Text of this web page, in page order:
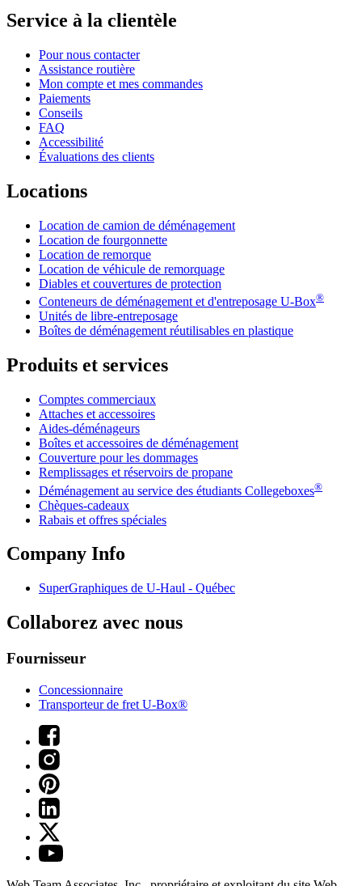
Service à la clientèle
Pour nous contacter
Assistance routière
Mon compte et mes commandes
Paiements
Conseils
FAQ
Accessibilité
Évaluations des clients
Locations
Location de camion de déménagement
Location de fourgonnette
Location de remorque
Location de véhicule de remorquage
Diables et couvertures de protection
Conteneurs de déménagement et d'entreposage U-Box®
Unités de libre-entreposage
Boîtes de déménagement réutilisables en plastique
Produits et services
Comptes commerciaux
Attaches et accessoires
Aides-déménageurs
Boîtes et accessoires de déménagement
Couverture pour les dommages
Remplissages et réservoirs de propane
Déménagement au service des étudiants Collegeboxes®
Chèques-cadeaux
Rabais et offres spéciales
Company Info
SuperGraphiques de U-Haul - Québec
Collaborez avec nous
Fournisseur
Concessionnaire
Transporteur de fret U-Box®